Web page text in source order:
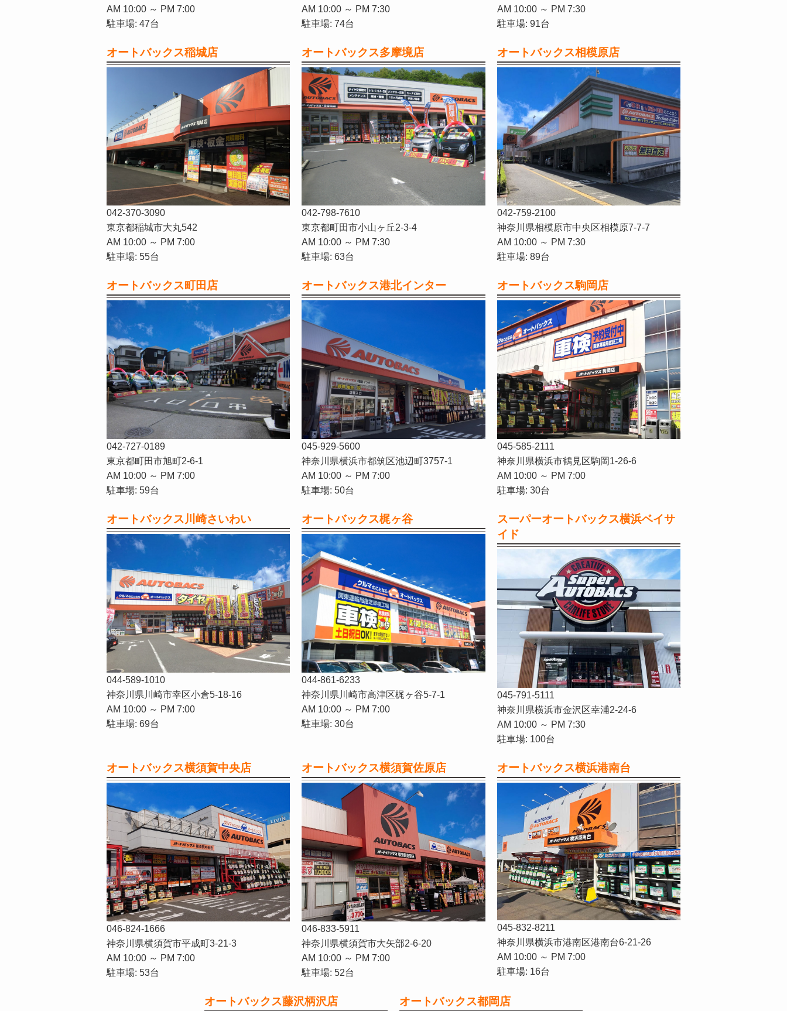
AM 10:00 ～ PM 7:00
駐車場: 47台
AM 10:00 ～ PM 7:30
駐車場: 74台
AM 10:00 ～ PM 7:30
駐車場: 91台
オートバックス稲城店
042-370-3090
東京都稲城市大丸542
AM 10:00 ～ PM 7:00
駐車場: 55台
オートバックス多摩境店
042-798-7610
東京都町田市小山ヶ丘2-3-4
AM 10:00 ～ PM 7:30
駐車場: 63台
オートバックス相模原店
042-759-2100
神奈川県相模原市中央区相模原7-7-7
AM 10:00 ～ PM 7:30
駐車場: 89台
オートバックス町田店
042-727-0189
東京都町田市旭町2-6-1
AM 10:00 ～ PM 7:00
駐車場: 59台
オートバックス港北インター
045-929-5600
神奈川県横浜市都筑区池辺町3757-1
AM 10:00 ～ PM 7:00
駐車場: 50台
オートバックス駒岡店
045-585-2111
神奈川県横浜市鶴見区駒岡1-26-6
AM 10:00 ～ PM 7:00
駐車場: 30台
オートバックス川崎さいわい
044-589-1010
神奈川県川崎市幸区小倉5-18-16
AM 10:00 ～ PM 7:00
駐車場: 69台
オートバックス梶ヶ谷
044-861-6233
神奈川県川崎市高津区梶ヶ谷5-7-1
AM 10:00 ～ PM 7:00
駐車場: 30台
スーパーオートバックス横浜ベイサ
イド
045-791-5111
神奈川県横浜市金沢区幸浦2-24-6
AM 10:00 ～ PM 7:30
駐車場: 100台
オートバックス横須賀中央店
046-824-1666
神奈川県横須賀市平成町3-21-3
AM 10:00 ～ PM 7:00
駐車場: 53台
オートバックス横須賀佐原店
046-833-5911
神奈川県横須賀市大矢部2-6-20
AM 10:00 ～ PM 7:00
駐車場: 52台
オートバックス横浜港南台
045-832-8211
神奈川県横浜市港南区港南台6-21-26
AM 10:00 ～ PM 7:00
駐車場: 16台
オートバックス藤沢柄沢店 オートバックス都岡店